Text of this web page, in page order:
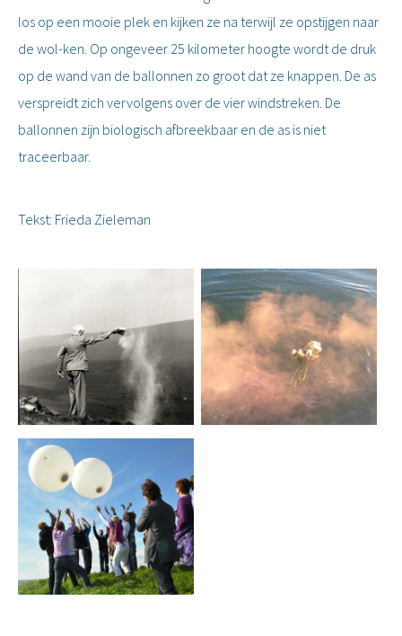
los op een mooie plek en kijken ze na terwijl ze opstijgen naar
de wol-ken. Op ongeveer 25 kilometer hoogte wordt de druk
op de wand van de ballonnen zo groot dat ze knappen. De as
verspreidt zich vervolgens over de vier windstreken. De
ballonnen zijn biologisch afbreekbaar en de as is niet
traceerbaar.
Tekst: Frieda Zieleman